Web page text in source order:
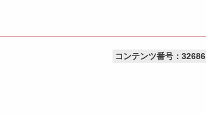
コンテンツ番号：32686